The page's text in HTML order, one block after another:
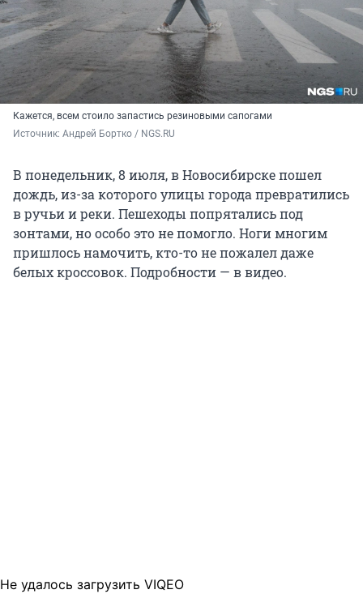
Кажется, всем стоило запастись резиновыми сапогами
Источник: Андрей Бортко / NGS.RU
В понедельник, 8 июля, в Новосибирске пошел
дождь, из-за которого улицы города превратились
в ручьи и реки. Пешеходы попрятались под
зонтами, но особо это не помогло. Ноги многим
пришлось намочить, кто-то не пожалел даже
белых кроссовок. Подробности — в видео.
Не удалось загрузить VIQEO